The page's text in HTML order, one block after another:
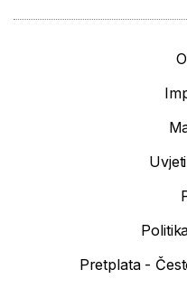
Pretplata -